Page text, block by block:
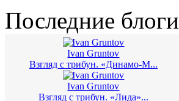
Последние блоги
Ivan Gruntov
Взгляд с трибун. «Динамо-М...
Ivan Gruntov
Взгляд с трибун. «Лида»...